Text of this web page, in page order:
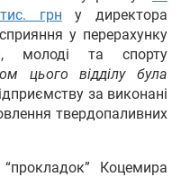
грн у директора
у перерахунку
молоді та спорту
цього відділу була
за виконані
твердопаливних
Коцемира